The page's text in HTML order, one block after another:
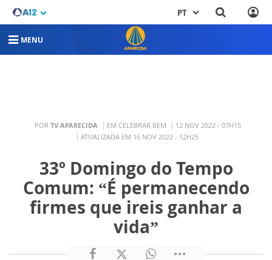
PT
MENU
POR TV APARECIDA EM CELEBRAR BEM
12 NOV 2022 - 07H15
ATUALIZADA EM 16 NOV 2022 - 12H25
33º Domingo do Tempo
Comum: “É permanecendo
firmes que ireis ganhar a
vida”